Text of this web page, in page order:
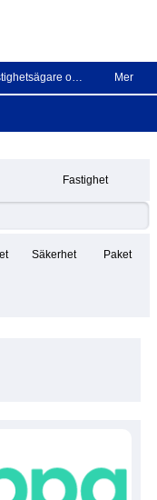
Fastighetsägare och BRF Mer
Fastighet
Säkerhet Paket